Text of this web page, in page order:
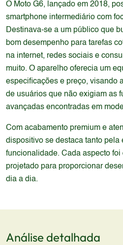
O Moto G6, lançado em 2018,
smartphone intermediário com
Destinava-se a um público que
bom desempenho para tarefas
na internet, redes sociais e
muito. O aparelho oferecia um
especificações e preço, visando
de usuários que não exigiam as
avançadas encontradas em
Com acabamento premium e
dispositivo se destaca tanto pela
funcionalidade. Cada aspecto
projetado para proporcionar
dia a dia.
Análise detalhada